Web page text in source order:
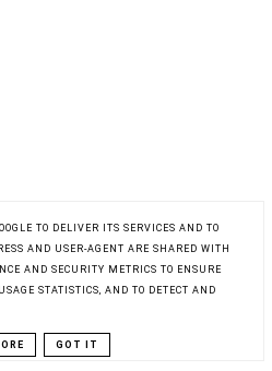
TO DELIVER ITS SERVICES AND TO
AND USER-AGENT ARE SHARED WITH
AND SECURITY METRICS TO ENSURE
STATISTICS, AND TO DETECT AND
GOT IT